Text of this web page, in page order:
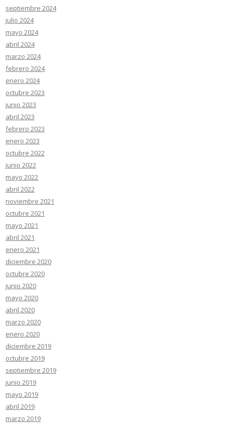
septiembre 2024
julio 2024
mayo 2024
abril 2024
marzo 2024
febrero 2024
enero 2024
octubre 2023
junio 2023
abril 2023
febrero 2023
enero 2023
octubre 2022
junio 2022
mayo 2022
abril 2022
noviembre 2021
octubre 2021
mayo 2021
abril 2021
enero 2021
diciembre 2020
octubre 2020
junio 2020
mayo 2020
abril 2020
marzo 2020
enero 2020
diciembre 2019
octubre 2019
septiembre 2019
junio 2019
mayo 2019
abril 2019
marzo 2019